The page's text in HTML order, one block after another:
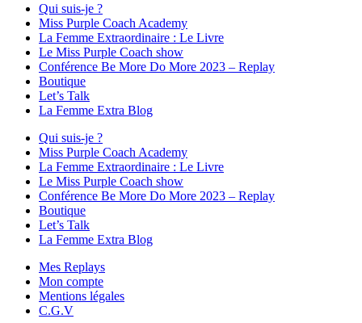
Qui suis-je ?
Miss Purple Coach Academy
La Femme Extraordinaire : Le Livre
Le Miss Purple Coach show
Conférence Be More Do More 2023 – Replay
Boutique
Let’s Talk
La Femme Extra Blog
Qui suis-je ?
Miss Purple Coach Academy
La Femme Extraordinaire : Le Livre
Le Miss Purple Coach show
Conférence Be More Do More 2023 – Replay
Boutique
Let’s Talk
La Femme Extra Blog
Mes Replays
Mon compte
Mentions légales
C.G.V